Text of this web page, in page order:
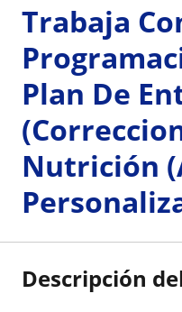
Trabaja
Plan De
Nutrición
Descripción